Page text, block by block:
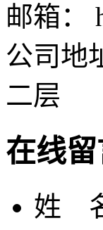
邮箱：
公司地
二层
在线
姓